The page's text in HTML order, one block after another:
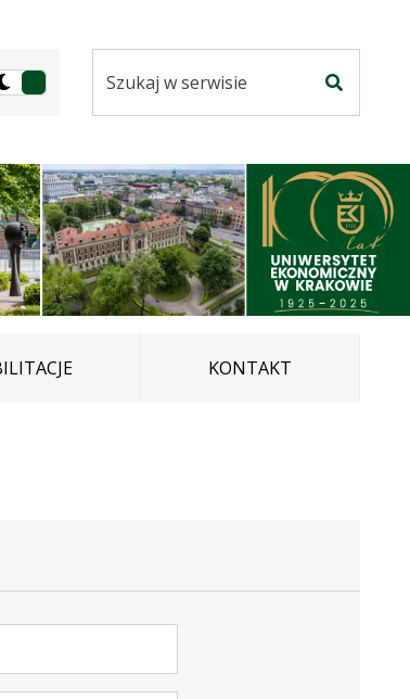
dostosowania
serwisie
KONTAKT